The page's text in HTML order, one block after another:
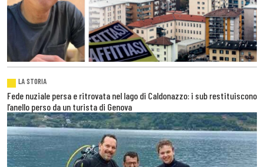
LA STORIA
Fede nuziale persa e ritrovata nel lago di Caldonazzo: i sub restituiscono
l’anello perso da un turista di Genova